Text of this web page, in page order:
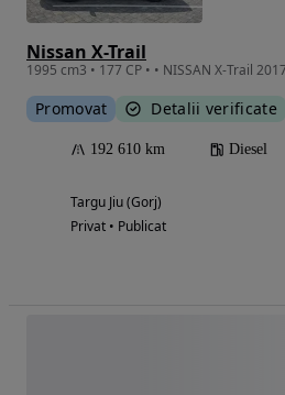
Nissan X-Trail
Promovat Detalii verificate
192 610 km Diesel
Targu Jiu (Gorj)
Privat • Publicat